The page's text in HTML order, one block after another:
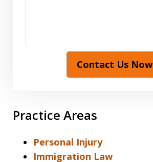
Contact Us Now
Practice Areas
Personal Injury
Immigration Law